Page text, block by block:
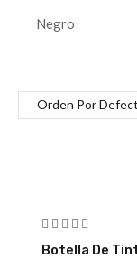
Negro
Orden Por
Botella De